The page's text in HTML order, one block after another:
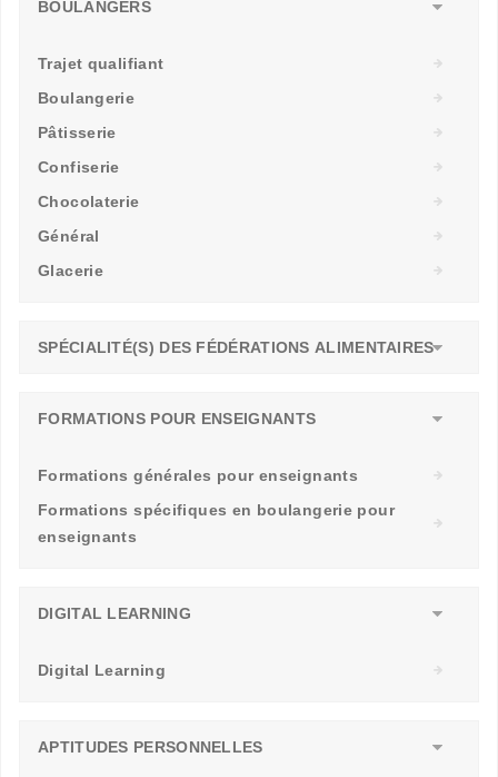
BOULANGERS
Trajet qualifiant
Boulangerie
Pâtisserie
Confiserie
Chocolaterie
Général
Glacerie
SPÉCIALITÉ(S) DES FÉDÉRATIONS ALIMENTAIRES
FORMATIONS POUR ENSEIGNANTS
Formations générales pour enseignants
Formations spécifiques en boulangerie pour
enseignants
DIGITAL LEARNING
Digital Learning
APTITUDES PERSONNELLES